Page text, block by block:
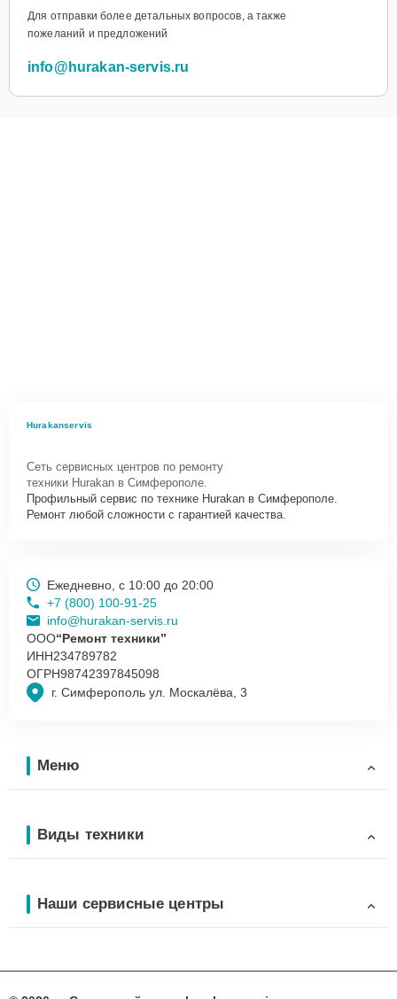
Для отправки более детальных вопросов, а также
пожеланий и предложений
info@hurakan-servis.ru
Hurakanservis
Сеть сервисных центров по ремонту
техники Hurakan в Симферополе.
Профильный сервис по технике Hurakan в Симферополе.
Ремонт любой сложности с гарантией качества.
г. Симферополь ул. Москалёва, 3
Ежедневно, с 10:00 до 20:00
+7 (800) 100-91-25
info@hurakan-servis.ru
ООО“Ремонт техники”
ИНН234789782
ОГРН98742397845098
Меню
Виды техники
Наши сервисные центры